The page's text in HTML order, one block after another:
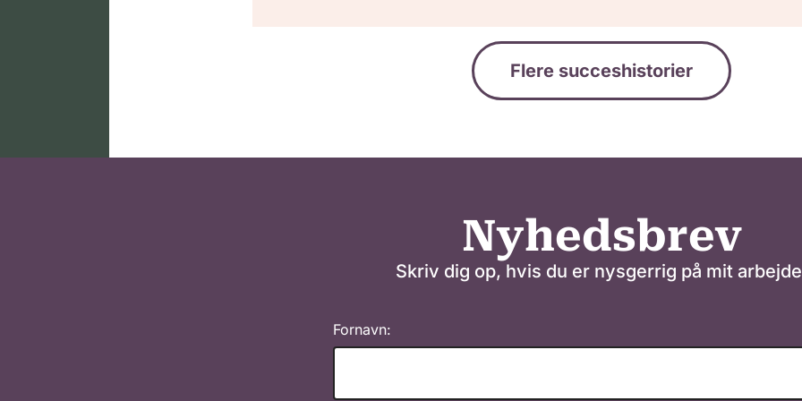
Flere succeshistorier
Nyhedsbrev
Skriv dig op, hvis du er nysgerrig på mit
Fornavn: